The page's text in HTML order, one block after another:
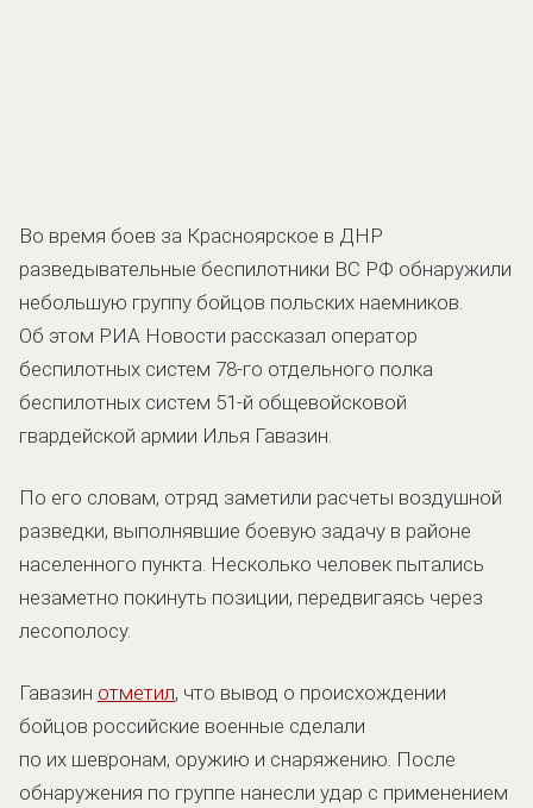
Во время боев за Красноярское в ДНР
разведывательные беспилотники ВС РФ обнаружили
небольшую группу бойцов польских наемников.
Об этом РИА Новости рассказал оператор
беспилотных систем 78-го отдельного полка
беспилотных систем 51-й общевойсковой
гвардейской армии Илья Гавазин.
По его словам, отряд заметили расчеты воздушной
разведки, выполнявшие боевую задачу в районе
населенного пункта. Несколько человек пытались
незаметно покинуть позиции, передвигаясь через
лесополосу.
Гавазин отметил, что вывод о происхождении
бойцов российские военные сделали
по их шевронам, оружию и снаряжению. После
обнаружения по группе нанесли удар с применением